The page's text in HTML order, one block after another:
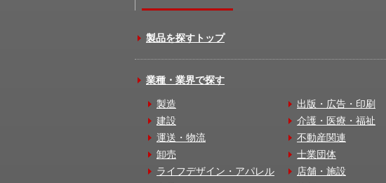
製品を探すトップ
業種・業界で探す
製造
建設
運送・物流
卸売
ライフデザイン・アパレル
出版・広告・印刷
介護・医療・福祉
不動産関連
士業団体
店舗・施設